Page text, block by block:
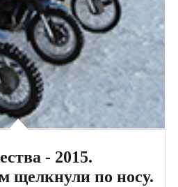
- 2015.
щелкнули по носу.